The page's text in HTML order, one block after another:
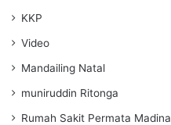
KKP
Video
Mandailing Natal
muniruddin Ritonga
Rumah Sakit Permata Madina